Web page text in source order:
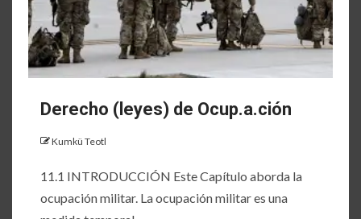
Derecho (leyes) de Ocup.a.ción
Kumkü Teotl
11.1 INTRODUCCIÓN Este Capítulo aborda la
ocupación militar. La ocupación militar es una